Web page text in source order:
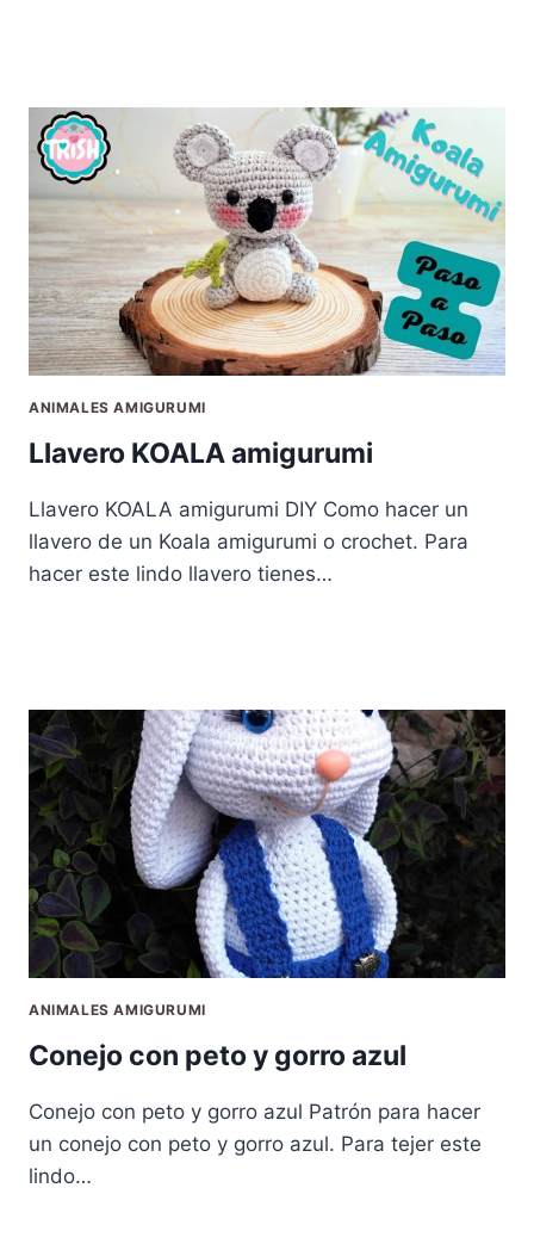
ANIMALES AMIGURUMI
Llavero KOALA amigurumi
Llavero KOALA amigurumi DIY Como hacer un
llavero de un Koala amigurumi o crochet. Para
hacer este lindo llavero tienes…
ANIMALES AMIGURUMI
Conejo con peto y gorro azul
Conejo con peto y gorro azul Patrón para hacer
un conejo con peto y gorro azul. Para tejer este
lindo…